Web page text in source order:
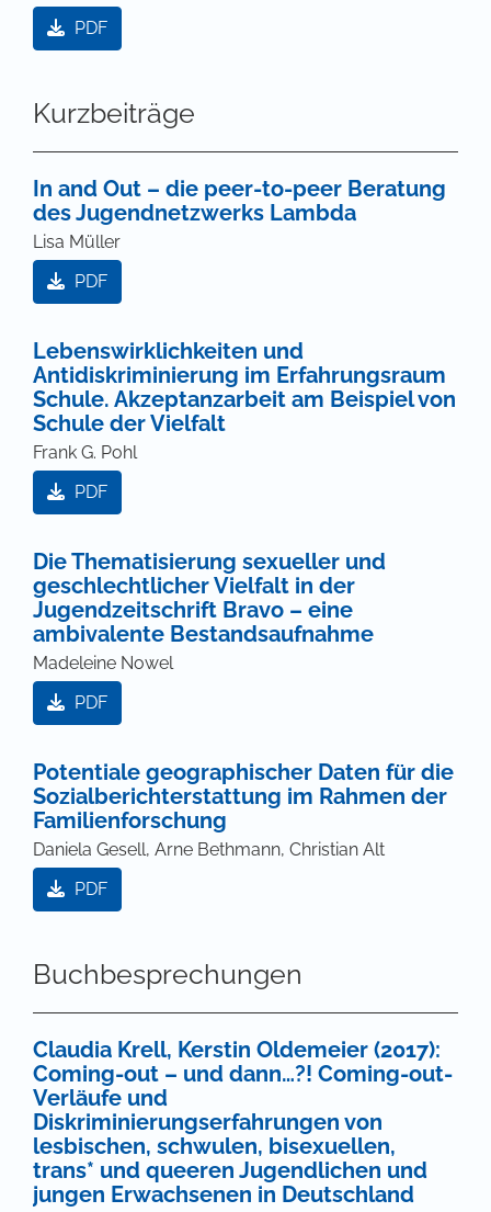
PDF
Kurzbeiträge
In and Out – die peer-to-peer Beratung
des Jugendnetzwerks Lambda
Lisa Müller
PDF
Lebenswirklichkeiten und
Antidiskriminierung im Erfahrungsraum
Schule. Akzeptanzarbeit am Beispiel von
Schule der Vielfalt
Frank G. Pohl
PDF
Die Thematisierung sexueller und
geschlechtlicher Vielfalt in der
Jugendzeitschrift Bravo – eine
ambivalente Bestandsaufnahme
Madeleine Nowel
PDF
Potentiale geographischer Daten für die
Sozialberichterstattung im Rahmen der
Familienforschung
Daniela Gesell, Arne Bethmann, Christian Alt
PDF
Buchbesprechungen
Claudia Krell, Kerstin Oldemeier (2017):
Coming-out – und dann…?! Coming-out-
Verläufe und
Diskriminierungserfahrungen von
lesbischen, schwulen, bisexuellen,
trans* und queeren Jugendlichen und
jungen Erwachsenen in Deutschland